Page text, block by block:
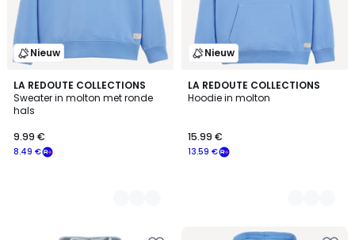
Nieuw
LA REDOUTE COLLECTIONS
Sweater in molton met ronde
hals
8.49 €
9.99 €
5
Kleuren
Nieuw
LA REDOUTE COLLECTIONS
Hoodie in molton
13.59 €
15.99 €
5
Kleuren